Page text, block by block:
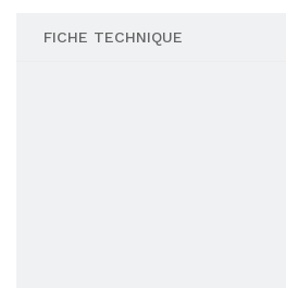
FICHE TECHNIQUE